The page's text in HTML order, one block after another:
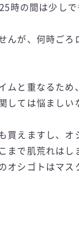
時の間は少し
んが、何時ごろ
ムと重なるため
しては悩ましい
買えますし、オ
まで肌荒れは
オシゴトはマス